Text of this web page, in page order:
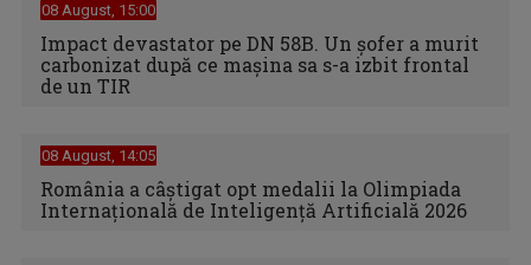
08 August, 15:00
Impact devastator pe DN 58B. Un șofer a murit
carbonizat după ce mașina sa s-a izbit frontal
de un TIR
08 August, 14:05
România a câștigat opt medalii la Olimpiada
Internațională de Inteligență Artificială 2026